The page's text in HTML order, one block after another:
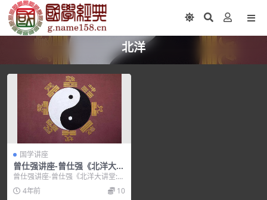
北洋
国学讲座
曾仕强讲座-曾仕强《北洋大讲
堂:胡雪岩成功启示》
曾仕强讲座-曾仕强《北洋大讲堂:胡
雪岩成功启示》，培训讲座视频，
培训课程视频教程...
4年前 10